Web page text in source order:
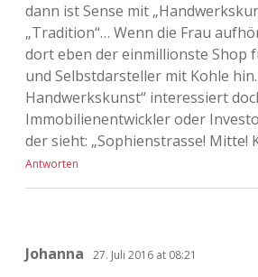
dann ist Sense mit
„Tradition“… Wenn die Frau
dort eben der einmillionste Shop
und Selbstdarsteller mit Kohle hin.
Handwerkskunst“ interessiert
Immobilienentwickler oder
der sieht: „Sophienstrasse! Mitte!
Antworten
Johanna 27. Juli 2016 at 08:21